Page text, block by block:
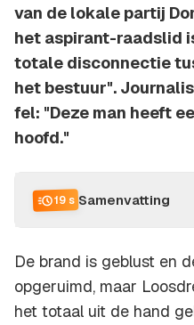
van de lokale partij
het aspirant-raadslid
totale disconnectie
het bestuur".
fel: "Deze man heeft
hoofd."
19 s Samenvatting
De brand is geblust en
opgeruimd, maar
het totaal uit de hand